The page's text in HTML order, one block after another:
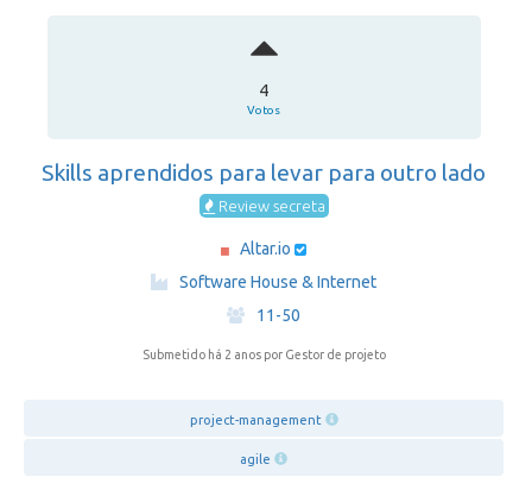
4
Votos
Skills aprendidos para levar para outro lado
Review secreta
Altar.io
Software House & Internet
·
11-50
Submetido há 2 anos por Gestor de projeto
project-management
agile